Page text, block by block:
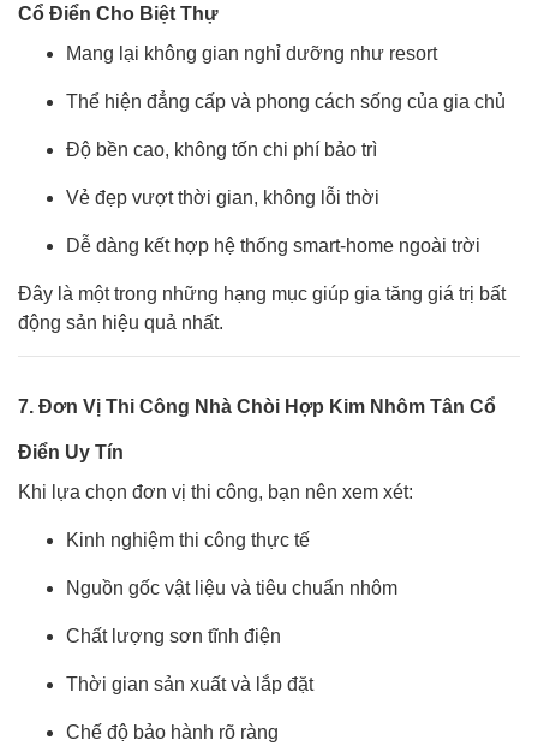
Cổ Điển Cho Biệt Thự
Mang lại không gian nghỉ dưỡng như resort
Thể hiện đẳng cấp và phong cách sống của gia chủ
Độ bền cao, không tốn chi phí bảo trì
Vẻ đẹp vượt thời gian, không lỗi thời
Dễ dàng kết hợp hệ thống smart-home ngoài trời
Đây là một trong những hạng mục giúp gia tăng giá trị bất
động sản hiệu quả nhất.
7. Đơn Vị Thi Công Nhà Chòi Hợp Kim Nhôm Tân Cổ
Điển Uy Tín
Khi lựa chọn đơn vị thi công, bạn nên xem xét:
Kinh nghiệm thi công thực tế
Nguồn gốc vật liệu và tiêu chuẩn nhôm
Chất lượng sơn tĩnh điện
Thời gian sản xuất và lắp đặt
Chế độ bảo hành rõ ràng